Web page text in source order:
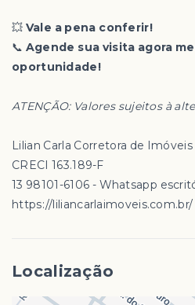
💥 Vale a pena conferir!
📞 Agende sua visita agora
oportunidade!
ATENÇÃO: Valores sujeitos à
Lilian Carla Corretora de Imóveis
CRECI 163.189-F
13 98101-6106 - Whatsapp
https://liliancarlaimoveis.com.br/
Localização